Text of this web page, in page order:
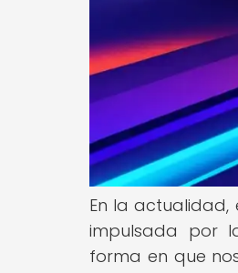
En la
impulsada por
forma en que